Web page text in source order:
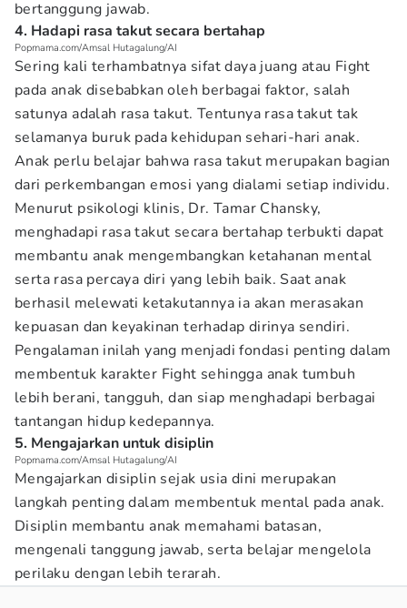
bertanggung jawab.
4. Hadapi rasa takut secara bertahap
Popmama.com/Amsal Hutagalung/AI
Sering kali terhambatnya sifat daya juang atau Fight
pada anak disebabkan oleh berbagai faktor, salah
satunya adalah rasa takut. Tentunya rasa takut tak
selamanya buruk pada kehidupan sehari-hari anak.
Anak perlu belajar bahwa rasa takut merupakan bagian
dari perkembangan emosi yang dialami setiap individu.
Menurut psikologi klinis, Dr. Tamar Chansky,
menghadapi rasa takut secara bertahap terbukti dapat
membantu anak mengembangkan ketahanan mental
serta rasa percaya diri yang lebih baik. Saat anak
berhasil melewati ketakutannya ia akan merasakan
kepuasan dan keyakinan terhadap dirinya sendiri.
Pengalaman inilah yang menjadi fondasi penting dalam
membentuk karakter Fight sehingga anak tumbuh
lebih berani, tangguh, dan siap menghadapi berbagai
tantangan hidup kedepannya.
5. Mengajarkan untuk disiplin
Popmama.com/Amsal Hutagalung/AI
Mengajarkan disiplin sejak usia dini merupakan
langkah penting dalam membentuk mental pada anak.
Disiplin membantu anak memahami batasan,
mengenali tanggung jawab, serta belajar mengelola
perilaku dengan lebih terarah.